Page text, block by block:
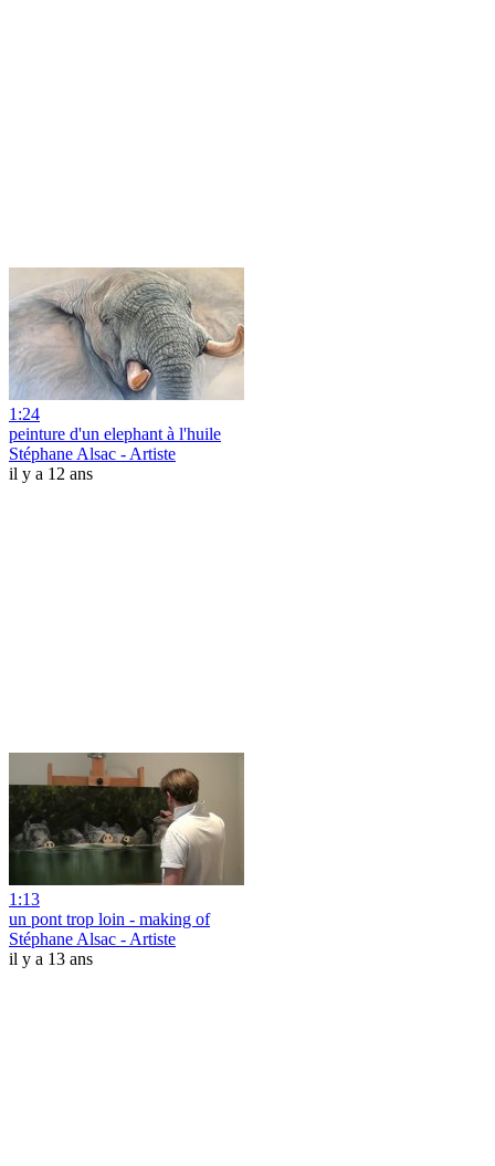
1:24
peinture d'un elephant à l'huile
Stéphane Alsac - Artiste
il y a 12 ans
1:13
un pont trop loin - making of
Stéphane Alsac - Artiste
il y a 13 ans